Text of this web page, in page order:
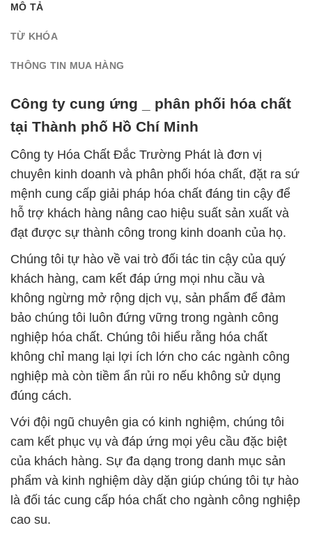
MÔ TẢ
TỪ KHÓA
THÔNG TIN MUA HÀNG
Công ty cung ứng _ phân phối hóa chất
tại Thành phố Hồ Chí Minh
Công ty Hóa Chất Đắc Trường Phát là đơn vị
chuyên kinh doanh và phân phối hóa chất, đặt ra sứ
mệnh cung cấp giải pháp hóa chất đáng tin cậy để
hỗ trợ khách hàng nâng cao hiệu suất sản xuất và
đạt được sự thành công trong kinh doanh của họ.
Chúng tôi tự hào về vai trò đối tác tin cậy của quý
khách hàng, cam kết đáp ứng mọi nhu cầu và
không ngừng mở rộng dịch vụ, sản phẩm để đảm
bảo chúng tôi luôn đứng vững trong ngành công
nghiệp hóa chất. Chúng tôi hiểu rằng hóa chất
không chỉ mang lại lợi ích lớn cho các ngành công
nghiệp mà còn tiềm ẩn rủi ro nếu không sử dụng
đúng cách.
Với đội ngũ chuyên gia có kinh nghiệm, chúng tôi
cam kết phục vụ và đáp ứng mọi yêu cầu đặc biệt
của khách hàng. Sự đa dạng trong danh mục sản
phẩm và kinh nghiệm dày dặn giúp chúng tôi tự hào
là đối tác cung cấp hóa chất cho ngành công nghiệp
cao su.